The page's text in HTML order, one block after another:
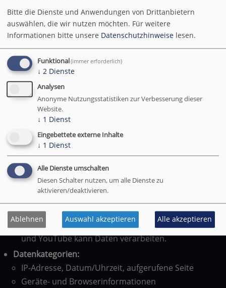
Drittlandsübermittlung.
2.8 Eingebettete Inhalte (YouTube)
Wir binden auf einigen Seiten Videos der Plattform
YouTubeein.
Anbieter / Empfänger:
Google Ireland Limited (siehe oben),
Muttergesellschaft Google LLC, USA.
Funktionsweise:
Die Einbindung erfolgt grundsätzlich
den Klaro! Consent Manager:
Zunächst wird nur ein Platzhalter oder eine
Vorschaugrafik angezeigt, ohne dass eine
Erst wenn Sie in Klaro den Dienst „YouTube“
freigeben, wird der eigentliche Video-Player geladen
und YouTube kann Daten verarbeiten.
Datenkategorien:
IP-Adresse, Datum/Uhrzeit, aufgerufene Seite
Geräte- und Browserinformationen
Bitte die Dienste und Anwendungen von Drittanbietern
auswählen, die wir nutzen möchten. Für weitere
Informationen bitte unsere Datenschutzhinweise lesen.
Funktional(immer erforderlich)
↓ 2 Dienste
Analysen
Anonyme Nutzungsstatistiken zur Verbesserung dieser
Website.
↓ 1 Dienst
Eingebettete externe Inhalte
↓ 1 Dienst
Alle Dienste umschalten
Diesen Schalter nutzen, um alle Dienste zu
aktivieren/deaktivieren.
Ablehnen Auswahl akzeptieren Alle akzeptieren